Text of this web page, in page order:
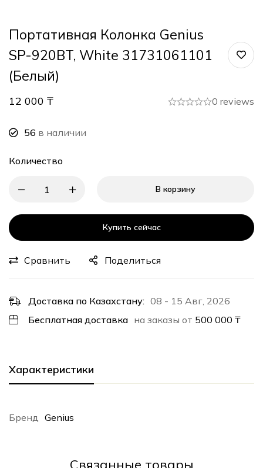
Портативная Колонка Genius
SP-920BT, White 31731061101
(Белый)
12 000 ₸ 0 reviews
56 в наличии
Количество
В корзину
Купить сейчас
Сравнить Поделиться
Доставка по Казахстану: 08 - 15 Авг, 2026
Бесплатная доставка на заказы от 500 000 ₸
Характеристики
Бренд Genius
Cвязанные товары